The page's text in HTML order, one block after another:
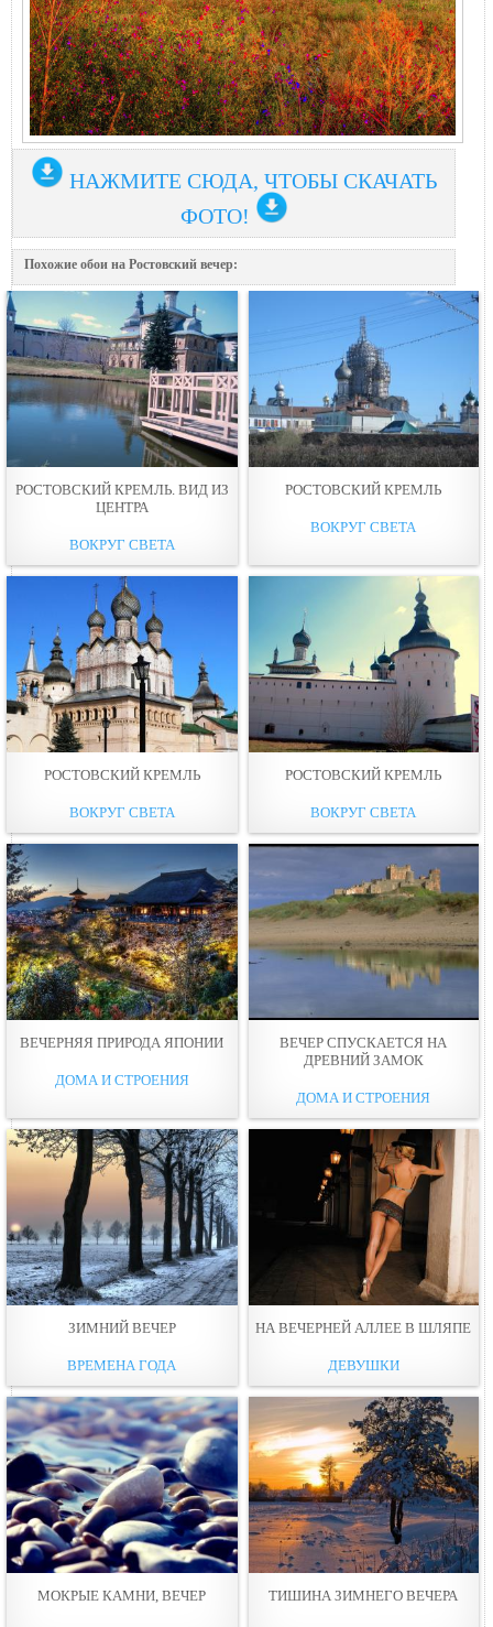
НАЖМИТЕ СЮДА, ЧТОБЫ СКАЧАТЬ
ФОТО!
Похожие обои на Ростовский вечер:
РОСТОВСКИЙ КРЕМЛЬ. ВИД ИЗ
ЦЕНТРА
ВОКРУГ СВЕТА
РОСТОВСКИЙ КРЕМЛЬ
ВОКРУГ СВЕТА
РОСТОВСКИЙ КРЕМЛЬ
ВОКРУГ СВЕТА
РОСТОВСКИЙ КРЕМЛЬ
ВОКРУГ СВЕТА
ВЕЧЕРНЯЯ ПРИРОДА ЯПОНИИ
ДОМА И СТРОЕНИЯ
ВЕЧЕР СПУСКАЕТСЯ НА
ДРЕВНИЙ ЗАМОК
ДОМА И СТРОЕНИЯ
ЗИМНИЙ ВЕЧЕР
ВРЕМЕНА ГОДА
НА ВЕЧЕРНЕЙ АЛЛЕЕ В ШЛЯПЕ
ДЕВУШКИ
МОКРЫЕ КАМНИ, ВЕЧЕР ТИШИНА ЗИМНЕГО ВЕЧЕРА